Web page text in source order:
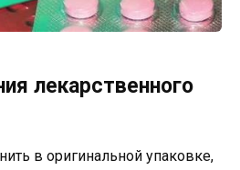
лекарственного
в оригинальной упаковке,